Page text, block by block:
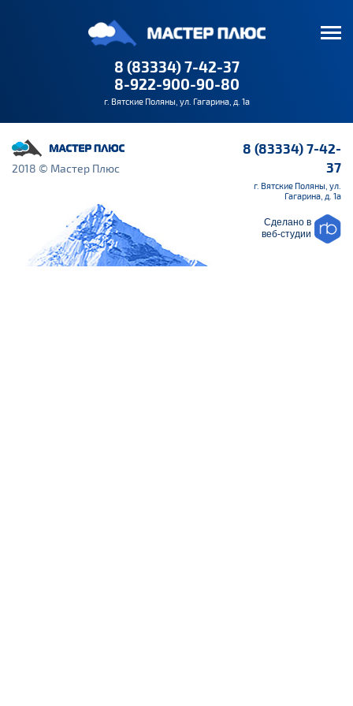
8 (83334) 7-42-37
8-922-900-90-80
г. Вятские Поляны, ул. Гагарина, д. 1а
2018 © Мастер Плюс
8 (83334) 7-42-
37
г. Вятские Поляны, ул.
Гагарина, д. 1а
Сделано в
веб-студии